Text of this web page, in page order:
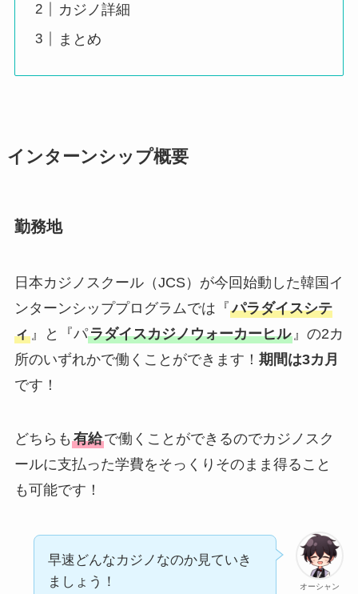
カジノ詳細
まとめ
インターンシップ概要
勤務地
日本カジノスクール（JCS）が今回始動した韓国イ
ンターンシッププログラムでは『パラダイスシテ
ィ』と『パラダイスカジノウォーカーヒル』の2カ
所のいずれかで働くことができます！ 期間は3カ月
です！
どちらも 有給で働くことができるのでカジノスク
ールに支払った学費をそっくりそのまま得ること
も可能です！
オーシャン
早速どんなカジノなのか見ていき
ましょう！